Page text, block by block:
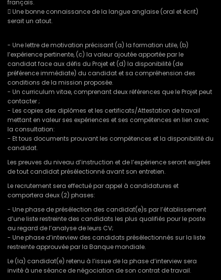
français.
 Une bonne connaissance de la langue anglaise (oral et écrit)
serait un atout.
- Une lettre de motivation précisant (a) la formation utile, (b)
l’expérience pertinente, (c) la valeur ajoutée apportée par le
candidat face aux défis du Projet et (d) la disponibilité (de
préférence immédiate) du candidat et sa compréhension des
conditions de la mission proposée.
- Un curriculum vitae, comprenant deux références que le Projet peut
contacter ;
- Les copies des diplômes et les certificats/Attestation de travail
mettant en valeur ses expériences et ses compétences en lien avec
la consultation:
- Et tous documents prouvant les compétences et la disponibilité du
candidat.
Les preuves du niveau d’instruction et de l’expérience seront exigées
de tout candidat présélectionné avant son entretien.
Le recrutement sera effectué par appel à candidatures et
comportera deux (2) phases:
- Une phase de présélection des candidat(e)s par l’établissement
d’une liste restreinte des candidats les plus qualifiés pour le poste
au regard de l’analyse de leurs CV;
- Une phase d’interview des candidats présélectionnés sur la liste
restreinte approuvée par la Banque mondiale.
Le (la) candidat(e) retenu à l’issue de la phase d’interview sera
invité à une séance de négociation de son contrat de travail.